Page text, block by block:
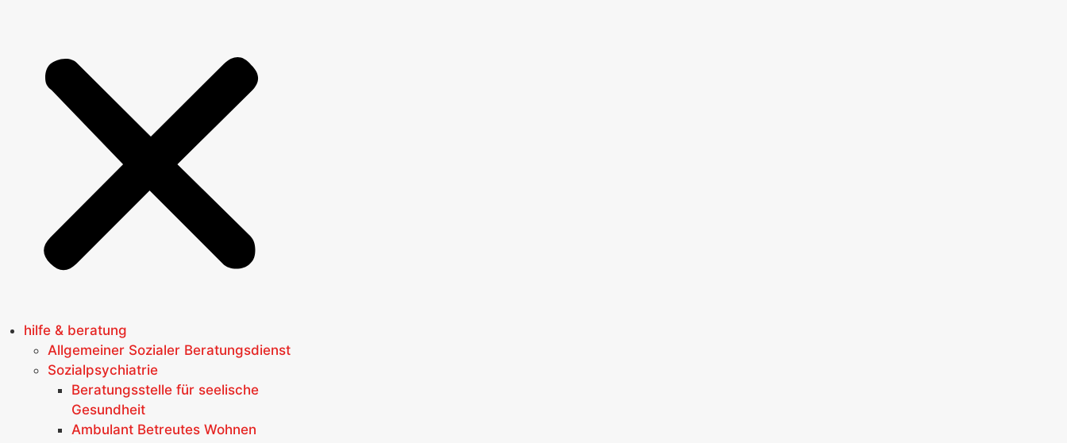
hilfe & beratung
Allgemeiner Sozialer Beratungsdienst
Sozialpsychiatrie
Beratungsstelle für seelische
Gesundheit
Ambulant Betreutes Wohnen